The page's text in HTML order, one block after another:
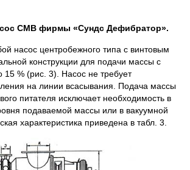
СМВ фирмы «Сундс Дефибратор».
насос центробежного типа с винтовым
конструкции для подачи массы с
15 % (рис. 3). Насос не требует
на линии всасывания. Подача массы
питателя исключает необходимость в
подаваемой массы или в вакуумной
характеристика приведена в табл. 3.